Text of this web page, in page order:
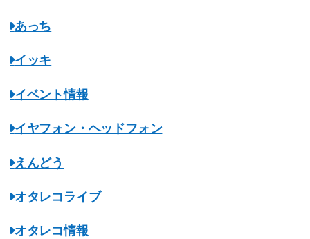
あっち
イッキ
イベント情報
イヤフォン・ヘッドフォン
えんどう
オタレコライブ
オタレコ情報